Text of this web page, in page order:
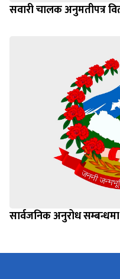
सवारी चालक अनुमतीपत्र
सार्वजनिक अनुरोध सम्बन्धमा